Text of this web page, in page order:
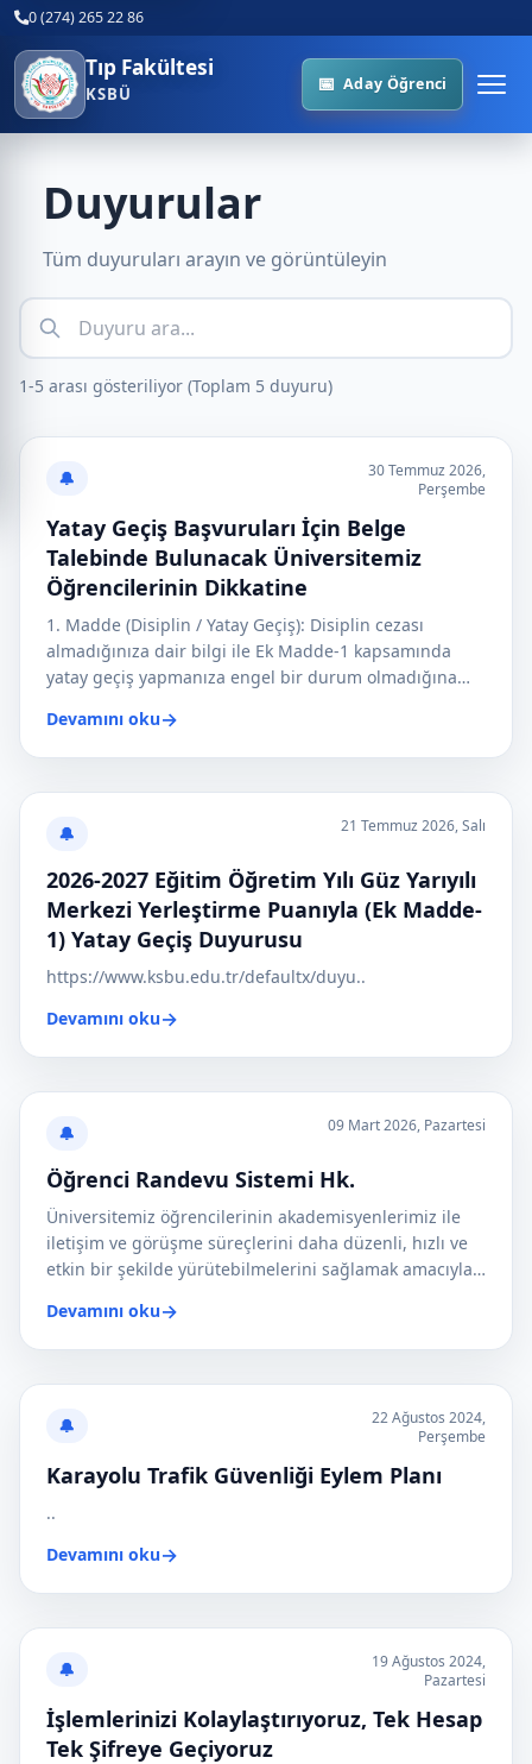
0 (274) 265 22 86
Tıp Fakültesi
KSBÜ Aday Öğrenci
Duyurular
Tüm duyuruları arayın ve görüntüleyin
1-5 arası gösteriliyor (Toplam 5 duyuru)
🔔
30 Temmuz 2026,
Perşembe
Yatay Geçiş Başvuruları İçin Belge
Talebinde Bulunacak Üniversitemiz
Öğrencilerinin Dikkatine
1. Madde (Disiplin / Yatay Geçiş): Disiplin cezası
almadığınıza dair bilgi ile Ek Madde-1 kapsamında
yatay geçiş yapmanıza engel bir durum olmadığına
Devamını oku→
🔔 21 Temmuz 2026, Salı
2026-2027 Eğitim Öğretim Yılı Güz Yarıyılı
Merkezi Yerleştirme Puanıyla (Ek Madde-
1) Yatay Geçiş Duyurusu
https://www.ksbu.edu.tr/defaultx/duyu..
Devamını oku→
🔔 09 Mart 2026, Pazartesi
Öğrenci Randevu Sistemi Hk.
Üniversitemiz öğrencilerinin akademisyenlerimiz ile
iletişim ve görüşme süreçlerini daha düzenli, hızlı ve
etkin bir şekilde yürütebilmelerini sağlamak amacıyla
Devamını oku→
🔔
22 Ağustos 2024,
Perşembe
Karayolu Trafik Güvenliği Eylem Planı
..
Devamını oku→
🔔
19 Ağustos 2024,
Pazartesi
İşlemlerinizi Kolaylaştırıyoruz, Tek Hesap
Tek Şifreye Geçiyoruz